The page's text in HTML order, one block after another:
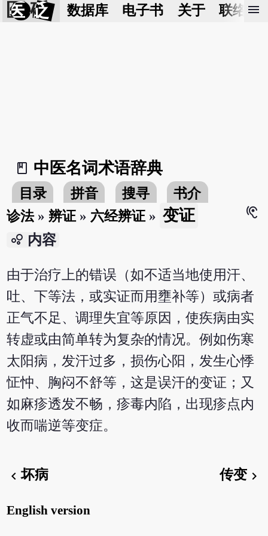
医 砭 数据库 电子书 关于 联络我
menu
book_2
中医名词术语辞典
目录 拼音 搜寻
书介
诊法» 辨证 » 六经辨证 » 变证
hearing
bubble_chart 内容
由于治疗上的错误（如不适当地使用汗、
吐、下等法，或实证而用壅补等）或病者
正气不足、调理失宜等原因，使疾病由实
转虚或由简单转为复杂的情况。例如伤寒
太阳病，发汗过多，损伤心阳，发生心悸
怔忡、胸闷不舒等，这是误汗的变证；又
如麻疹透发不畅，疹毒内陷，出现疹点内
收而喘逆等变症。
chevron_left坏病 传变chevron_right
English version